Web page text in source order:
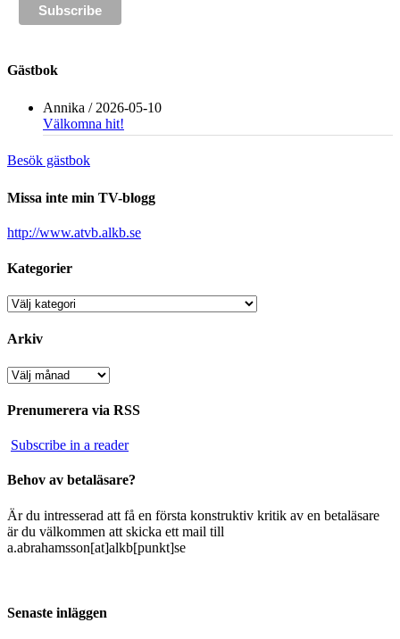
Gästbok
Annika / 2026-05-10
Välkomna hit!
Besök gästbok
Missa inte min TV-blogg
http://www.atvb.alkb.se
Kategorier
Kategorier
Arkiv
Arkiv
Prenumerera via RSS
Subscribe in a reader
Behov av betaläsare?
Är du intresserad att få en första konstruktiv kritik av en betaläsare
är du välkommen att skicka ett mail till
a.abrahamsson[at]alkb[punkt]se
Senaste inläggen